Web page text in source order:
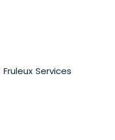
Fruleux Services